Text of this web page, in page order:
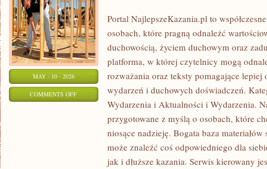
MAY - 10 - 2026
COMMENTS OFFON
UROCZYSTOŚCI
Portal NajlepszeKazania.pl to
osobach, które pragną odnaleźć
duchowością, życiem duchowym oraz
platforma, w której czytelnicy mogą
rozważania oraz teksty pomagające
wydarzeń i duchowych doświadczeń.
Wydarzenia i Aktualności i Wydarzenia.
przygotowane z myślą o osobach, które
niosące nadzieję. Bogata baza
może znaleźć coś odpowiedniego dla
jak i dłuższe kazania. Serwis kierowany